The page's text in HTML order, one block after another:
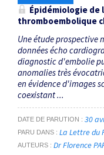
Épidémiologie
thromboembolique
Une étude prospective
données écho
diagnostic d'embolie
anomalies très
en évidence d'images
coexistant ...
DATE DE PARUTION 30
PARU DANS La Lettre du
AUTEURS Dr Florence